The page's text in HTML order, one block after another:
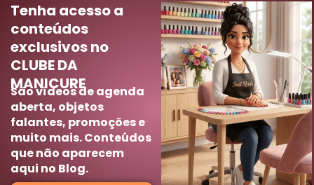
Tenha acesso a
conteúdos
exclusivos no
CLUBE DA
MANICURE
São vídeos de agenda
aberta, objetos
falantes, promoções e
muito mais. Conteúdos
que não aparecem
aqui no Blog.